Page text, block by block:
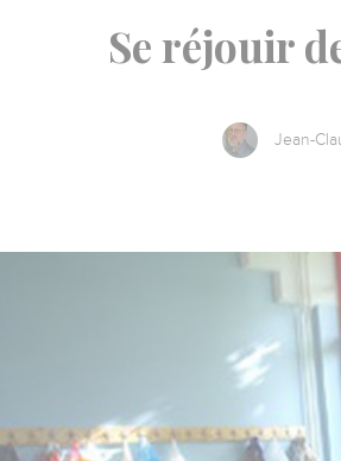
Se réjouir
Jean-